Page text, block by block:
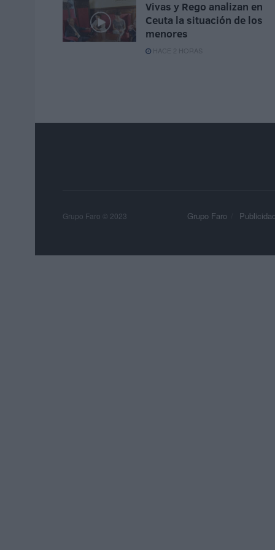
Vivas y Rego analizan en
Ceuta la situación de los
menores
HACE 2 HORAS
Grupo Faro Publicidad
Grupo Faro © 2023